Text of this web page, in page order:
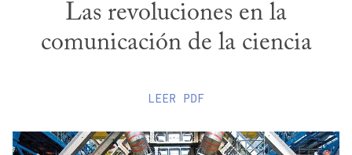
Las revoluciones en la
comunicación de la ciencia
LEER PDF